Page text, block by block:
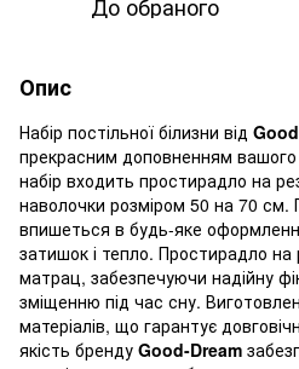
Опис
Набір постільної білизни від
прекрасним доповненням вашого
набір входить простирадло на
наволочки розміром 50 на 70 см.
впишеться в будь-яке
затишок і тепло. Простирадло на
матрац, забезпечуючи надійну
зміщенню під час сну.
матеріалів, що гарантує
якість бренду Good-Dream